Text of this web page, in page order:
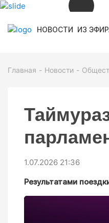
НОВОСТИ ИЗ
СЕЙЧАС В ЭФИРЕ
10:40
КУВÆГ ИР
11:00 ПАМЯТЬ
11:50 КАДРЫ 12+
Главная Новости
1.07.2026 21:36
Результатами